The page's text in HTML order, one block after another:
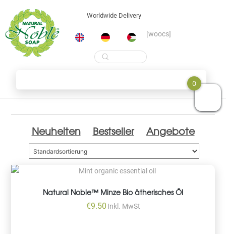
Worldwide Delivery
[woocs]
Products
search
Shop
Neuheiten Bestseller Angebote
Natural Noble™ Minze Bio ätherisches Öl
€9.50 Inkl. MwSt
0